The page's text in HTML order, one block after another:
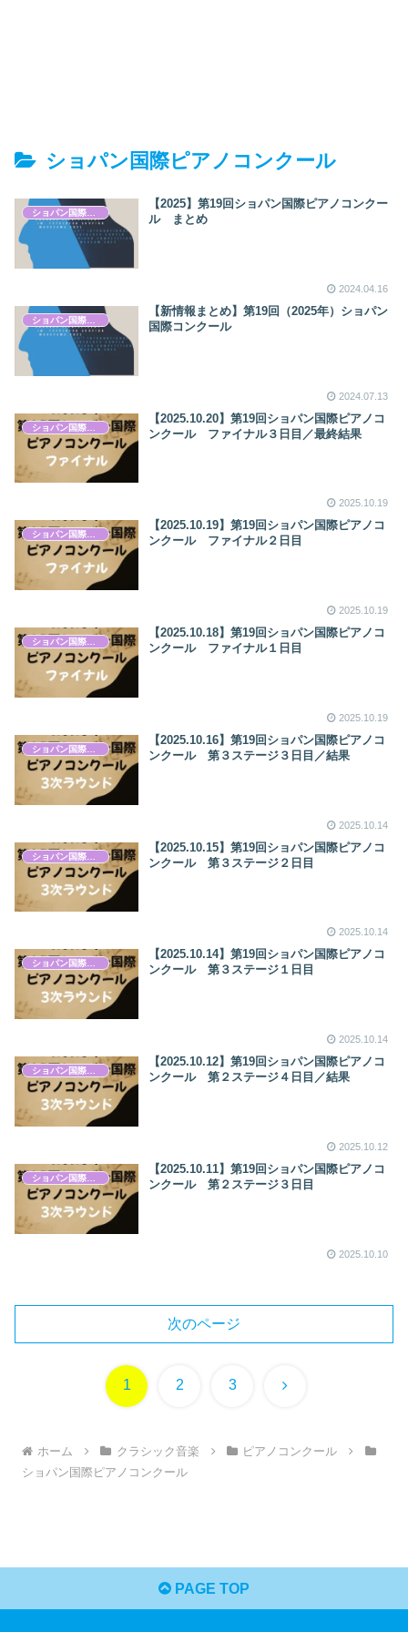
ショパン国際ピアノコンクール
【2025】第19回ショパン国際ピアノコンクー
ル まとめ
2024.04.16
【新情報まとめ】第19回（2025年）ショパン
国際コンクール
2024.07.13
【2025.10.20】第19回ショパン国際ピアノコ
ンクール ファイナル３日目／最終結果
2025.10.19
ショパン国際ピアノコンクール
【2025.10.19】第19回ショパン国際ピアノコ
ンクール ファイナル２日目
2025.10.19
【2025.10.18】第19回ショパン国際ピアノコ
ンクール ファイナル１日目
2025.10.19
【2025.10.16】第19回ショパン国際ピアノコ
ンクール 第３ステージ３日目／結果
2025.10.14
【2025.10.15】第19回ショパン国際ピアノコ
ンクール 第３ステージ２日目
2025.10.14
ショパン国際ピアノコンクール
【2025.10.14】第19回ショパン国際ピアノコ
ンクール 第３ステージ１日目
2025.10.14
【2025.10.12】第19回ショパン国際ピアノコ
ンクール 第２ステージ４日目／結果
2025.10.12
【2025.10.11】第19回ショパン国際ピアノコ
ンクール 第２ステージ３日目
2025.10.10
次のページ
1 2 3 次
ホーム クラシック音楽
ピアノコンクール
ショパン国際ピアノコンクール
PAGE TOP